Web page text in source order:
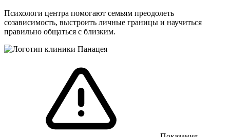
Психологи центра помогают семьям преодолеть
созависимость, выстроить личные границы и научиться
правильно общаться с близким.